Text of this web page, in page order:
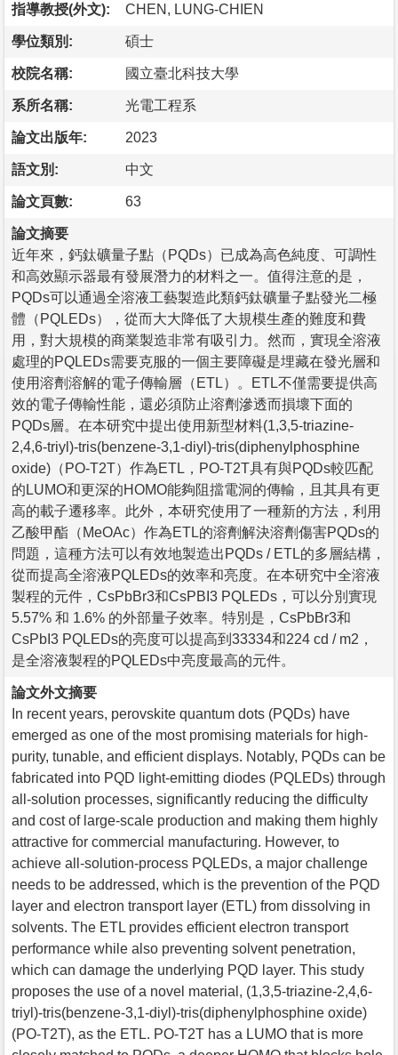
指導教授(外文): CHEN, LUNG-CHIEN
學位類別: 碩士
校院名稱: 國立臺北科技大學
系所名稱: 光電工程系
論文出版年: 2023
語文別: 中文
論文頁數: 63
論文摘要
近年來，鈣鈦礦量子點（PQDs）已成為高色純度、可調性
和高效顯示器最有發展潛力的材料之一。值得注意的是，
PQDs可以通過全溶液工藝製造此類鈣鈦礦量子點發光二極
體（PQLEDs），從而大大降低了大規模生產的難度和費
用，對大規模的商業製造非常有吸引力。然而，實現全溶液
處理的PQLEDs需要克服的一個主要障礙是埋藏在發光層和
使用溶劑溶解的電子傳輸層（ETL）。ETL不僅需要提供高
效的電子傳輸性能，還必須防止溶劑滲透而損壞下面的
PQDs層。在本研究中提出使用新型材料(1,3,5-triazine-
2,4,6-triyl)-tris(benzene-3,1-diyl)-tris(diphenylphosphine
oxide)（PO-T2T）作為ETL，PO-T2T具有與PQDs較匹配
的LUMO和更深的HOMO能夠阻擋電洞的傳輸，且其具有更
高的載子遷移率。此外，本研究使用了一種新的方法，利用
乙酸甲酯（MeOAc）作為ETL的溶劑解決溶劑傷害PQDs的
問題，這種方法可以有效地製造出PQDs / ETL的多層結構，
從而提高全溶液PQLEDs的效率和亮度。在本研究中全溶液
製程的元件，CsPbBr3和CsPBI3 PQLEDs，可以分別實現
5.57% 和 1.6% 的外部量子效率。特別是，CsPbBr3和
CsPbI3 PQLEDs的亮度可以提高到33334和224 cd / m2，
是全溶液製程的PQLEDs中亮度最高的元件。
論文外文摘要
In recent years, perovskite quantum dots (PQDs) have
emerged as one of the most promising materials for high-
purity, tunable, and efficient displays. Notably, PQDs can be
fabricated into PQD light-emitting diodes (PQLEDs) through
all-solution processes, significantly reducing the difficulty
and cost of large-scale production and making them highly
attractive for commercial manufacturing. However, to
achieve all-solution-process PQLEDs, a major challenge
needs to be addressed, which is the prevention of the PQD
layer and electron transport layer (ETL) from dissolving in
solvents. The ETL provides efficient electron transport
performance while also preventing solvent penetration,
which can damage the underlying PQD layer. This study
proposes the use of a novel material, (1,3,5-triazine-2,4,6-
triyl)-tris(benzene-3,1-diyl)-tris(diphenylphosphine oxide)
(PO-T2T), as the ETL. PO-T2T has a LUMO that is more